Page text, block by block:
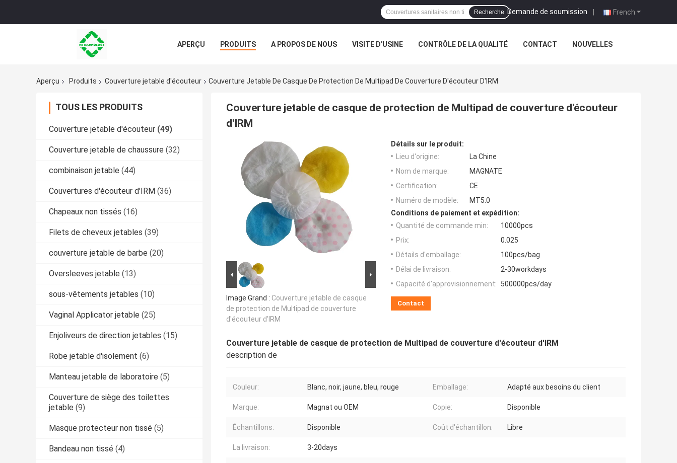
French
Demande de soumission |
Recherche
APERÇU PRODUITS A PROPOS DE NOUS VISITE D'USINE CONTRÔLE DE LA QUALITÉ CONTACT NOUVELLES
Aperçu
Produits Couverture jetable d'écouteur Couverture Jetable De Casque De Protection De Multipad De Couverture D'écouteur D'IRM
TOUS LES PRODUITS
Couverture jetable d'écouteur (49)
Couverture jetable de chaussure (32)
combinaison jetable (44)
Couvertures d'écouteur d'IRM (36)
Chapeaux non tissés (16)
Filets de cheveux jetables (39)
couverture jetable de barbe (20)
Oversleeves jetable (13)
sous-vêtements jetables (10)
Vaginal Applicator jetable (25)
Enjoliveurs de direction jetables (15)
Robe jetable d'isolement (6)
Manteau jetable de laboratoire (5)
Couverture de siège des toilettes
jetable (9)
Masque protecteur non tissé (5)
Bandeau non tissé (4)
Couverture jetable de casque de protection de Multipad de couverture d'écouteur
d'IRM
Image Grand : Couverture jetable de casque
de protection de Multipad de couverture
d'écouteur d'IRM
Détails sur le produit:
Lieu d'origine:
La Chine
Nom de marque:
MAGNATE
Certification:
CE
Numéro de modèle:
MT5.0
Conditions de paiement et expédition:
Quantité de commande min:
10000pcs
Prix:
0.025
Détails d'emballage:
100pcs/bag
Délai de livraison:
2-30workdays
Capacité d'approvisionnement:
500000pcs/day
Contact
Couverture jetable de casque de protection de Multipad de couverture d'écouteur d'IRM
description de
Couleur: Blanc, noir, jaune, bleu, rouge Emballage: Adapté aux besoins du client
Marque: Magnat ou OEM Copie: Disponible
Échantillons: Disponible Coût d'échantillon: Libre
La livraison: 3-20days